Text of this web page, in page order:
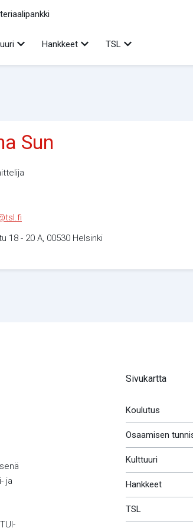
Avaa alavalikko
Hankkeet Avaa alavalikko
TSL Avaa alavalikko
Sun
18 - 20 A, 00530 Helsinki
ja
Sivukartta
Koulutus
Osaamisen
Kulttuuri
Hankkeet
TSL